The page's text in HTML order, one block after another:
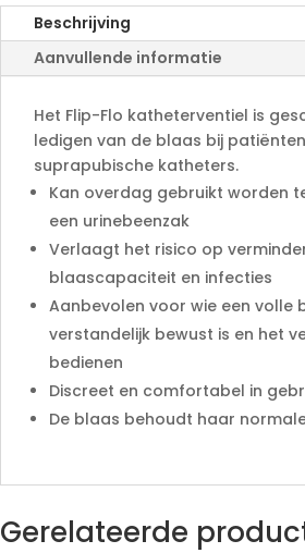
a
t
Beschrijving
Aanvullende informatie
Het Flip-Flo katheterventiel is
ledigen van de blaas bij
suprapubische katheters.
Kan overdag gebruikt worden
een urinebeenzak
Verlaagt het risico op
blaascapaciteit en infecties
Aanbevolen voor wie een volle
verstandelijk bewust is en het
bedienen
Discreet en comfortabel in
De blaas behoudt haar
Gerelateerde